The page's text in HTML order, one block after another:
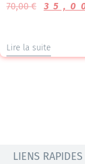
70,00€
Lire la suite
LIENS RAPIDES